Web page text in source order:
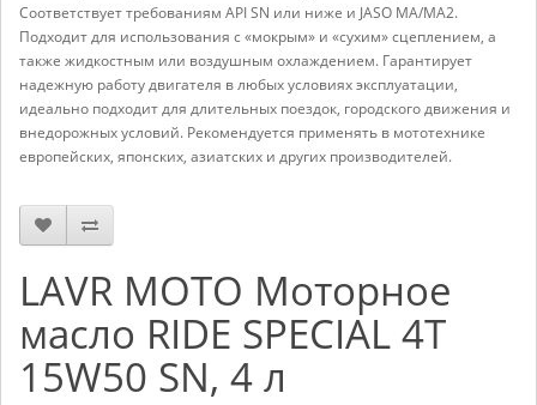
Соответствует требованиям API SN или ниже и JASO MA/MA2.
Подходит для использования с «мокрым» и «сухим» сцеплением, а
также жидкостным или воздушным охлаждением. Гарантирует
надежную работу двигателя в любых условиях эксплуатации,
идеально подходит для длительных поездок, городского движения и
внедорожных условий. Рекомендуется применять в мототехнике
европейских, японских, азиатских и других производителей.
LAVR MOTO Моторное
масло RIDE SPECIAL 4Т
15W50 SN, 4 л